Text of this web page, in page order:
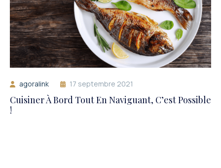
agoralink 17 septembre 2021
Cuisiner À Bord Tout En Naviguant, C’est Possible
!